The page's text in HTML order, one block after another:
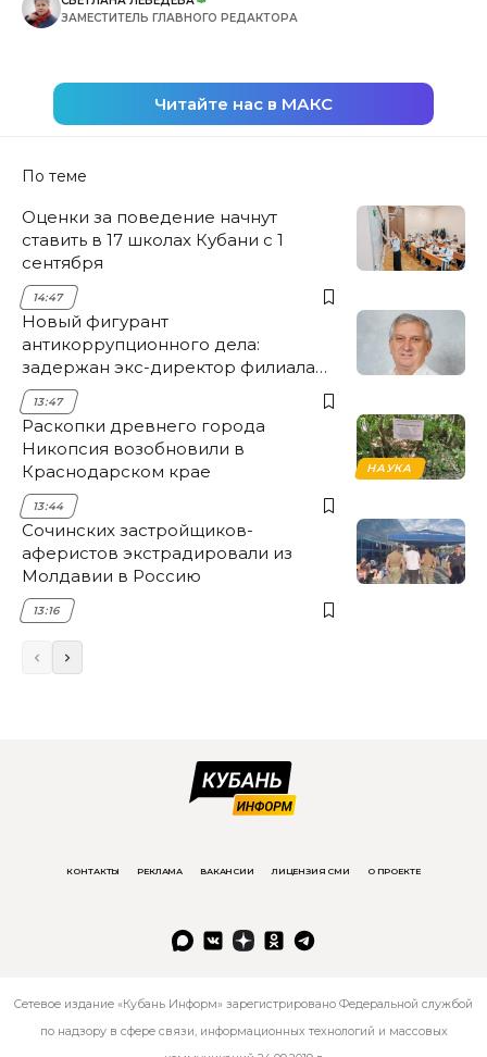
ЗАМЕСТИТЕЛЬ ГЛАВНОГО РЕДАКТОРА
Читайте нас в МАКС
По теме
Оценки за поведение начнут
ставить в 17 школах Кубани с 1
сентября
14:47
Новый фигурант
антикоррупционного дела:
задержан экс-директор филиала
НЭСК Крымска
13:47
НАУКА
Раскопки древнего города
Никопсия возобновили в
Краснодарском крае
13:44
Сочинских застройщиков-
аферистов экстрадировали из
Молдавии в Россию
13:16
КОНТАКТЫ РЕКЛАМА ВАКАНСИИ ЛИЦЕНЗИЯ СМИ О ПРОЕКТЕ
Сетевое издание «Кубань Информ» зарегистрировано Федеральной службой
по надзору в сфере связи, информационных технологий и массовых